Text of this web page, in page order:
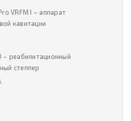
VRFM I – аппарат
кавитации
– реабилитационный
степпер